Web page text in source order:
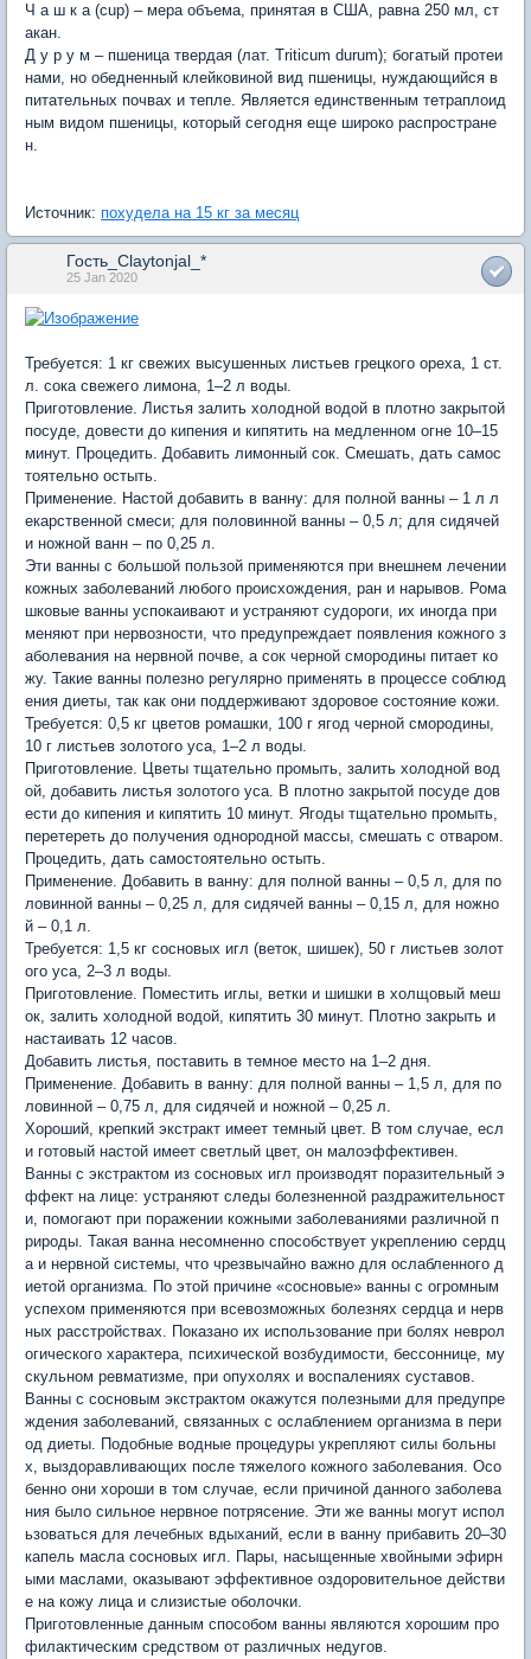
Ч а ш к а (cup) – мера объема, принятая в США, равна 250 мл, ст
акан.
Д у р у м – пшеница твердая (лат. Triticum durum); богатый протеи
нами, но обедненный клейковиной вид пшеницы, нуждающийся в
питательных почвах и тепле. Является единственным тетраплоид
ным видом пшеницы, который сегодня еще широко распростране
н.
Источник: похудела на 15 кг за месяц
Гость_Claytonjal_*
25 Jan 2020
Требуется: 1 кг свежих высушенных листьев грецкого ореха, 1 ст.
л. сока свежего лимона, 1–2 л воды.
Приготовление. Листья залить холодной водой в плотно закрытой
посуде, довести до кипения и кипятить на медленном огне 10–15
минут. Процедить. Добавить лимонный сок. Смешать, дать самос
тоятельно остыть.
Применение. Настой добавить в ванну: для полной ванны – 1 л л
екарственной смеси; для половинной ванны – 0,5 л; для сидячей
и ножной ванн – по 0,25 л.
Эти ванны с большой пользой применяются при внешнем лечении
кожных заболеваний любого происхождения, ран и нарывов. Рома
шковые ванны успокаивают и устраняют судороги, их иногда при
меняют при нервозности, что предупреждает появления кожного з
аболевания на нервной почве, а сок черной смородины питает ко
жу. Такие ванны полезно регулярно применять в процессе соблюд
ения диеты, так как они поддерживают здоровое состояние кожи.
Требуется: 0,5 кг цветов ромашки, 100 г ягод черной смородины,
10 г листьев золотого уса, 1–2 л воды.
Приготовление. Цветы тщательно промыть, залить холодной вод
ой, добавить листья золотого уса. В плотно закрытой посуде дов
ести до кипения и кипятить 10 минут. Ягоды тщательно промыть,
перетереть до получения однородной массы, смешать с отваром.
Процедить, дать самостоятельно остыть.
Применение. Добавить в ванну: для полной ванны – 0,5 л, для по
ловинной ванны – 0,25 л, для сидячей ванны – 0,15 л, для ножно
й – 0,1 л.
Требуется: 1,5 кг сосновых игл (веток, шишек), 50 г листьев золот
ого уса, 2–3 л воды.
Приготовление. Поместить иглы, ветки и шишки в холщовый меш
ок, залить холодной водой, кипятить 30 минут. Плотно закрыть и
настаивать 12 часов.
Добавить листья, поставить в темное место на 1–2 дня.
Применение. Добавить в ванну: для полной ванны – 1,5 л, для по
ловинной – 0,75 л, для сидячей и ножной – 0,25 л.
Хороший, крепкий экстракт имеет темный цвет. В том случае, есл
и готовый настой имеет светлый цвет, он малоэффективен.
Ванны с экстрактом из сосновых игл производят поразительный э
ффект на лице: устраняют следы болезненной раздражительност
и, помогают при поражении кожными заболеваниями различной п
рироды. Такая ванна несомненно способствует укреплению сердц
а и нервной системы, что чрезвычайно важно для ослабленного д
иетой организма. По этой причине «сосновые» ванны с огромным
успехом применяются при всевозможных болезнях сердца и нерв
ных расстройствах. Показано их использование при болях неврол
огического характера, психической возбудимости, бессоннице, му
скульном ревматизме, при опухолях и воспалениях суставов.
Ванны с сосновым экстрактом окажутся полезными для предупре
ждения заболеваний, связанных с ослаблением организма в пери
од диеты. Подобные водные процедуры укрепляют силы больны
х, выздоравливающих после тяжелого кожного заболевания. Осо
бенно они хороши в том случае, если причиной данного заболева
ния было сильное нервное потрясение. Эти же ванны могут испол
ьзоваться для лечебных вдыханий, если в ванну прибавить 20–30
капель масла сосновых игл. Пары, насыщенные хвойными эфирн
ыми маслами, оказывают эффективное оздоровительное действи
е на кожу лица и слизистые оболочки.
Приготовленные данным способом ванны являются хорошим про
филактическим средством от различных недугов.